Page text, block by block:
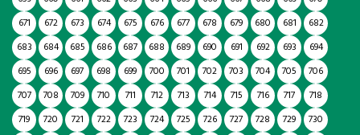
671
672 673 674 675 676 677 678 679 680 681
682
683
684 685 686 687 688 689 690 691 692 693
694
695
696 697 698 699 700 701 702 703 704 705
706
707
708 709 710 711 712 713 714 715 716 717
718
719
720 721 722 723 724 725 726 727 728 729
730